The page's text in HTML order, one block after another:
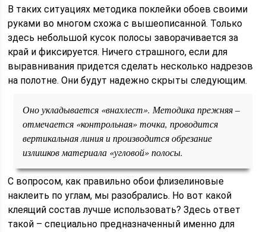
В таких ситуациях методика поклейки обоев своими
руками во многом схожа с вышеописанной. Только
здесь небольшой кусок полосы заворачивается за
край и фиксируется. Ничего страшного, если для
выравнивания придется сделать несколько надрезов
на полотне. Они будут надежно скрыты следующим.
Оно укладывается «внахлест». Методика прежняя –
отмечается «контрольная» точка, проводится
вертикальная линия и производится обрезание
излишков материала «угловой» полосы.
С вопросом, как правильно обои флизелиновые
наклеить по углам, мы разобрались. Но вот какой
клеящий состав лучше использовать? Здесь ответ
такой – специально предназначенный именно для